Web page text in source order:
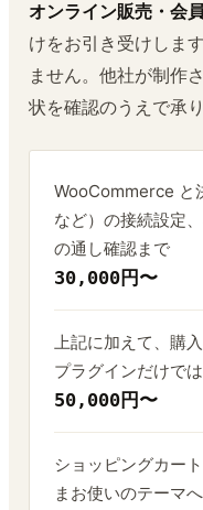
オンライン販売・会
けをお引き受けしま
ません。他社が制作
状を確認のうえで承り
WooCommerce と
など）の接続設定
の通し確認まで
30,000円〜
上記に加えて、購
プラグインだけで
50,000円〜
ショッピングカー
まお使いのテーマ